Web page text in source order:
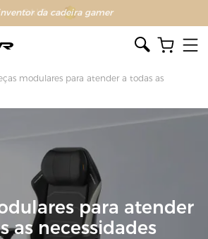
da cadeira gamer
modulares para atender a todas as
para atender
as necessidades